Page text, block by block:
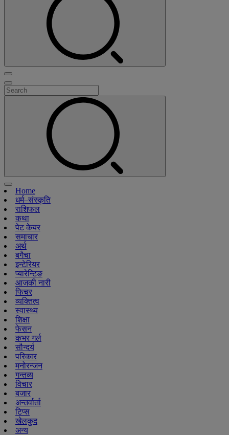
Home
धर्म–संस्कृति
राशिफल
कथा
पेट केयर
समाचार
अर्थ
बगैचा
इन्टेरियर
प्यारेन्टिङ
आजकी नारी
फिचर
व्यक्तित्व
स्वास्थ्य
शिक्षा
फेसन
कभर गर्ल
सौन्दर्य
परिकार
मनोरन्जन
गन्तव्य
विचार
बजार
अन्तर्वार्ता
टिप्स
खेलकुद
अन्य